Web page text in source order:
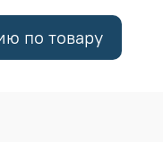
по товару